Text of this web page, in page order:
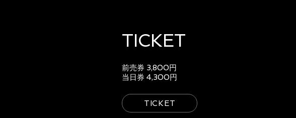
TICKET
前売券 3,800円
当日券 4,300円
TICKET